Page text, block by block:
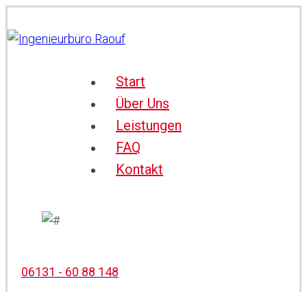
Start
Über Uns
Leistungen
FAQ
Kontakt
06131 - 60 88 148